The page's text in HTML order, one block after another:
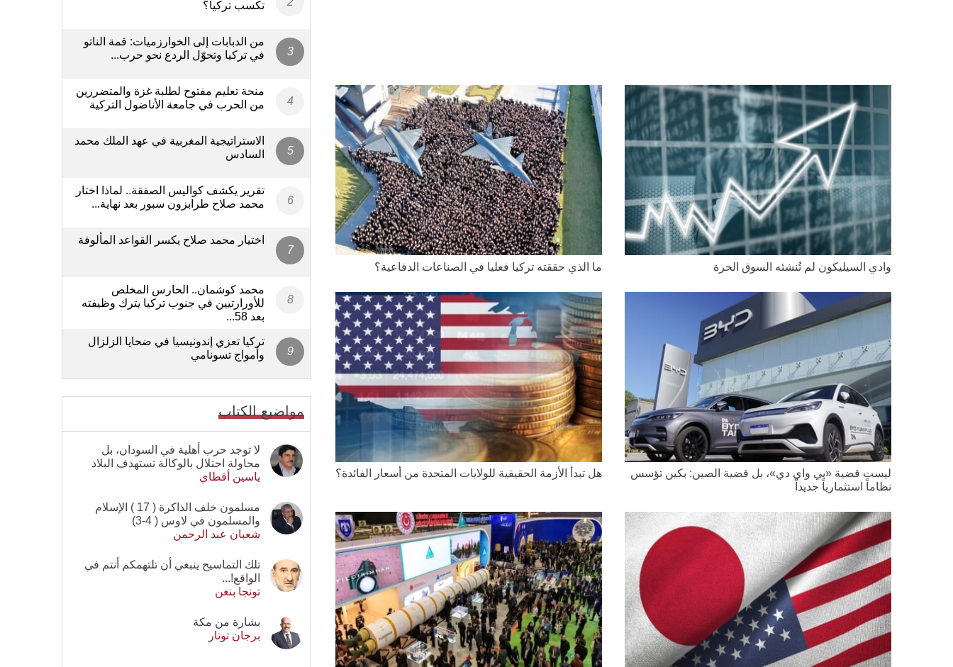
وادي السيليكون لم تُنشئه السوق الحرة ما الذي حققته تركيا فعليا في الصناعات الدفاعية؟
ليست قضية «بي واي دي»، بل قضية الصين: بكين تؤسس
نظاماً استثمارياً جديداً
هل تبدأ الأزمة الحقيقية للولايات المتحدة من أسعار الفائدة؟
تكسب تركيا؟
من الدبابات إلى الخوارزميات: قمة الناتو
في تركيا وتحوّل الردع نحو حرب...
منحة تعليم مفتوح لطلبة غزة والمتضررين
من الحرب في جامعة الأناضول التركية
الاستراتيجية المغربية في عهد الملك محمد
السادس
تقرير يكشف كواليس الصفقة.. لماذا اختار
محمد صلاح طرابزون سبور بعد نهاية...
اختيار محمد صلاح يكسر القواعد المألوفة
محمد كوشمان.. الحارس المخلص
للأورارتيين في جنوب تركيا يترك وظيفته
بعد 58...
تركيا تعزي إندونيسيا في ضحايا الزلزال
وأمواج تسونامي
مواضيع الكتاب
لا توجد حرب أهلية في السودان، بل
محاولة احتلال بالوكالة تستهدف البلاد
ياسين أقطاي
مسلمون خلف الذاكرة ( 17 ) الإسلام
والمسلمون في لاوس ( 4-3)
شعبان عبد الرحمن
تلك التماسيح ينبغي أن تلتهمكم أنتم في
الواقع!...
تونجا بنغن
بشارة من مكة
برجان توتار